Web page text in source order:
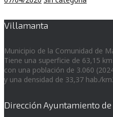
Villamanta
Municipio de la Comunidad de
Tiene una superficie de 63,15
con una población de 3.060
y una densidad de 33,37 hab./
Dirección Ayuntamiento